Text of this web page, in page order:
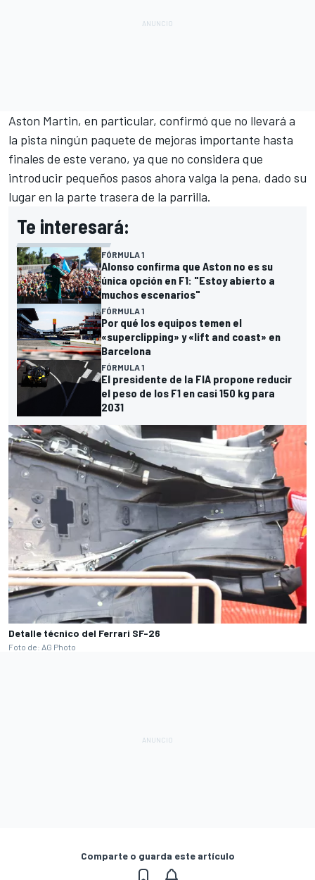
Aston Martin, en particular, confirmó que no llevará a
la pista ningún paquete de mejoras importante hasta
finales de este verano, ya que no considera que
introducir pequeños pasos ahora valga la pena, dado su
lugar en la parte trasera de la parrilla.
Te interesará:
FÓRMULA 1
Alonso confirma que Aston no es su
única opción en F1: "Estoy abierto a
muchos escenarios"
FÓRMULA 1
Por qué los equipos temen el
«superclipping» y «lift and coast» en
Barcelona
FÓRMULA 1
El presidente de la FIA propone reducir
el peso de los F1 en casi 150 kg para
2031
Detalle técnico del Ferrari SF-26
Foto de: AG Photo
Comparte o guarda este artículo